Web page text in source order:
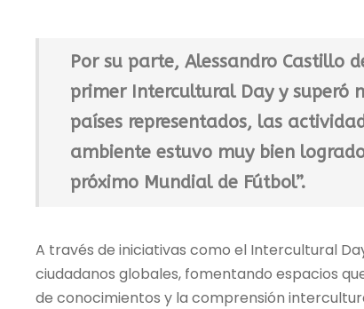
Por su parte, Alessandro Castillo
primer Intercultural Day y superó
países representados, las
ambiente estuvo muy bien
próximo Mundial de Fútbol”.
A través de iniciativas como el Intercultural
ciudadanos globales, fomentando espacios
de conocimientos y la comprensión